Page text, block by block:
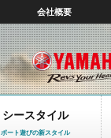
会社概要
シースタイル
ボート遊びの新スタイル